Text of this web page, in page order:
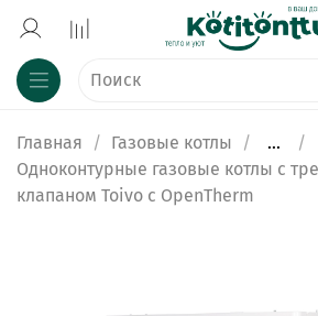
Главная Газовые котлы
...
Одноконтурные газовые котлы с
клапаном Toivo с OpenTherm